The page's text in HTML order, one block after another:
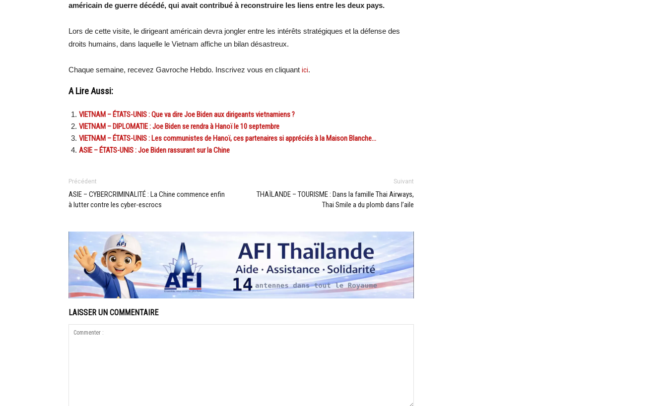
américain de guerre décédé, qui avait contribué à reconstruire les liens entre les deux pays.
Lors de cette visite, le dirigeant américain devra jongler entre les intérêts stratégiques et la défense des
droits humains, dans laquelle le Vietnam affiche un bilan désastreux.
Chaque semaine, recevez Gavroche Hebdo. Inscrivez vous en cliquant ici.
A Lire Aussi:
VIETNAM – ÉTATS-UNIS : Que va dire Joe Biden aux dirigeants vietnamiens ?
VIETNAM – DIPLOMATIE : Joe Biden se rendra à Hanoï le 10 septembre
VIETNAM – ÉTATS-UNIS : Les communistes de Hanoï, ces partenaires si appréciés à la Maison Blanche…
ASIE – ÉTATS-UNIS : Joe Biden rassurant sur la Chine
Précédent
ASIE – CYBERCRIMINALITÉ : La Chine commence enfin
à lutter contre les cyber-escrocs
Suivant
THAÏLANDE – TOURISME : Dans la famille Thai Airways,
Thai Smile a du plomb dans l’aile
LAISSER UN COMMENTAIRE